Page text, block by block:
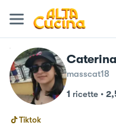
Caterina
masscat18
1 ricette •
Tiktok